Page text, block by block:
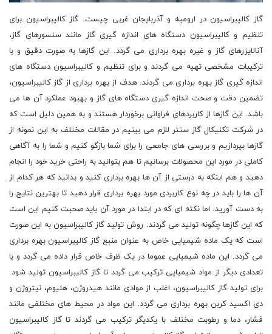
گاز کالیبراسیون در ارومیه و آذربایجان غربی چیست. گاز کالیبراسیون برای تنظیم و کالیبراسیون دستگاه های اندازه گیری گاز مانند سنسورهای گاز، آنالایزرهای گاز و غیره بهره برداری می گردد. این گازها به صورت دقیق و با ترکیبات مشخصی تهیه می گردند و برای تنظیم و کالیبراسیون دستگاه های اندازه گیری گاز بهره برداری می گردند. هدف از بهره برداری از گاز کالیبراسیون، تضمین دقت و صحت اندازه گیری دستگاه های گاز و بهبود عملکرد آن ها می باشد. این گازها از کاربردهای فراوانی برخوردار هستند و به همین دلیل است که در شرکت تکنیکال گاز سنتر لازم می بینیم در مقالات مختلف به این نمونه از گازها بپردازیم و بررسی های جامعی را برای شما بازگو کنیم و شما را به آگاهی کاملی در مورد این محصولات برسانیم تا هم بتوانید به راحتی خرید خود را انجام دهید و هم اینکه به درستی از آن ها بهره برداری کنید و بدانید که هر کدام از آن ها را باید در چه نوع کاربردی مورد بهره برداری قرار دهید تا بهترین نتایج را به دست آورید. اما نکته ای که در ابتدا در مورد آن باید صحبت کنیم این است که این گازها چگونه تولید می گردند. روش تولید گاز کالیبراسیون به این صورت است که یک ماده شیمیایی خاص به عنوان منبع گاز کالیبراسیون بهره برداری می گردد. این ماده شیمیایی عموما در یک ظرف خاص قرار داده می گردد و با تعدادی دیگر از مواد شیمیایی ترکیب می گردد تا گاز کالیبراسیون تولید شود. برای تولید گاز کالیبراسیون، اغلب از موادی مانند هیدروژن، هلیوم، نیتروژن و دی اکسید کربن بهره برداری می گردد. این مواد در محیط های مختلفی مانند فشار، دما و رطوبت مختلف با یکدیگر ترکیب می گردند تا گاز کالیبراسیون تولید شود. بعد از تولید گاز کالیبراسیون، باید آن را برای بهره برداری در دستگاه های کالیبراسیون تزریق کنید. برای این کار، از دستگاه های خاصی مانند کیت های کالیبراسیون و یا دستگاه های تزریق گاز بهره برداری می گردد. به طور کلی، تولید گاز کالیبراسیون یک فرآیند پیچیده است که نیاز به تجهیزات و مواد شیمیایی خاص دارد. اما در اینجا در مورد وجود انواع گازها در تولید گاز کالیبراسیون با شما صحبت می کنیم. هیدروژن از دومین گاز خنثی در جهان است و به عنوان ماده ای با خصوصیات بسیار خاص برای تولید گاز کالیبراسیون بهره برداری می گردد. هیدروژن در تولید گاز کالیبراسیون به دلیل ویژگی های زیر بهره برداری می گردد. خلوص بالا، هدروژن با خلوص بسیار بالایی تولید می گردد که در تولید گاز کالیبراسیون بسیار حائز اهمیت می باشد. ترکیب شدن آسان با گازهای دیگر، هدروژن به راحتی با گازهای دیگر مانند اکسیژن، نیتروژن و آرگون ترکیب می گردد و این ویژگی در تولید گاز کالیبراسیون بسیار مفید می باشد. خنثی بودن، هدروژن یک گاز خنثی است و با ترکیب با گازهای دیگر خاصیت خنثی شدن را به آنها می دهد. قابلیت تهیه آسان، هدروژن به راحتی از طریق واکنش آب با فلزهایی مانند روی، آهن و آلومینیوم تهیه می گردد. به دلیل این ویژگی ها، هدروژن به عنوان یکی از مواد اصلی در تولید گاز کالیبراسیون بهره برداری می گردد. هلیم به عنوان یک گاز بی رنگ، بی بو و بی ذائقه، برای تولید گاز کالیبراسیون بهره برداری می گردد. گاز کالیبراسیون یک گاز است که برای تنظیم و تعیین دقیق پارامترهایی مانند فشار، دما، رطوبت و غیره در تجهیزات اندازه گیری بهره برداری می گردد. هلیم به دلیل داشتن خاصیت نامشخص بودن در ترکیب با دیگر گازها و همچنین عدم تاثیر آن بر روی مواد شیمیایی و فلزات، به عنوان یک گاز کالیبراسیون مورد بهره برداری قرار می گیرد. همچنین هلیم به دلیل داشتن وزن مخصوص کمتر از هوا، در تنظیم فشارهای دقیق در تجهیزات اندازه گیری مانند مانومترها و فشارسنج ها نیز به کار می رود. نیتروژن از دیگر گازهایی است که برای تولید گاز کالیبراسیون بهره برداری می گردد. به طور کلی، گاز کالیبراسیون برای تعیین دقیق و مطمئن مقدار یک گاز خاص در تجهیزات و دستگاه های اندازه گیری بهره برداری می گردد. نیتروژن به عنوان یک گاز خام در تولید گاز کالیبراسیون مورد بهره برداری قرار می گیرد. این گاز، به دلیل داشتن خواصی مانند عدم خوردگی و عدم حضور اکسیژن و رطوبت، به عنوان یک گاز مناسب برای تولید گاز کالیبراسیون شناخته شده می باشد. برای تولید گاز کالیبراسیون با بهره برداری از نیتروژن، ابتدا نیتروژن از هوا جدا می گردد. سپس، با ترکیب نیتروژن با گازهای دیگر مانند هیدروژن، هلیوم و آرگون، گاز کالیبراسیون تولید می گردد. در نهایت، گاز کالیبراسیون تولید شده در دستگاه های اندازه گیری مورد بهره برداری قرار می گیرد تا دقت و قابلیت اطمینان تجهیزات اندازه گیری بهینه شود. دی اکسید کربن یکی از گازهای استاندارد کالیبراسیون است که در بسیاری از صنایع مانند شیمیایی، نفت، گاز، فرآوری مواد غذایی و پزشکی بهره برداری می گردد. این گاز به عنوان یک گاز نیمه فعال در تولید گاز کالیبراسیون مورد بهره برداری قرار می گیرد. در تولید گاز کالیبراسیون، دی اکسید کربن به عنوان یکی از مواد اولیه بهره برداری می گردد. برای تولید این گاز، از فرآیندی به نام احتراق کامل بهره برداری می گردد. در این فرآیند، دی اکسید کربن به همراه هوا یا اکسیژن در داخل یک برج احتراق قرار می گیرد و با هم ترکیب می گردند. در این فرآیند، دمای بسیار بالایی تولید می گردد که باعث احتراق کامل دی اکسید کربن می گردد. بعد از احتراق، گاز تولید شده از طریق فرآیند جداسازی، از دیگر گازها جدا شده و به عنوان گاز کالیبراسیون بهره برداری می گردد. بهره برداری از دی اکسید کربن در تولید گاز کالیبراسیون به دلیل ویژگی های منحصر به فرد آن از جمله پایداری، قابلیت تولید در مقیاس بزرگ و دقت بالا در کالیبراسیون، بسیار مناسب می باشد. همچنین، این گاز در مقایسه با گازهای دیگری که در تولید گاز کالیبراسیون مورد بهره برداری قرار می گیرند، به صرفه تر می باشد. تجهیزات گاز کالیبراسیون در ارومیه و آذربایجان غربی که در سایت تخصصی ما وجود دارد در زمره بهترین ها بوده و نظیر آن را نمی توانید در جایی پیدا کنید و به همین دلیل است که تنها کافی است یکبار از ما خرید خود را انجام دهید تا به مشتریان دائمی ما پیوند خورده و هر نوع محصول گازی را که نیاز دارید با ما تامین کنید و دیگر با پرسش همیشگی گاز کالیبراسیون در ارومیه و آذربایجان غربی از کجا تهیه کنیم، خود را سردرگم نکنید و بهترین نتایج را برای خود رقم بزنید. در تولید این گازها لوله های نفوذ دهنده چه کاربردی را دارند. لوله های نفوذ دهنده یا مجرای نفوذ دهنده، به عنوان یکی از ابزارهای قابل بهره برداری در تولید گاز کالیبراسیون مورد بهره برداری قرار می گیرند. این لوله ها به صورت یک فلزی و یا پلاستیکی با قطرهای مختلف ساخته می گردند و در اندازه گیری دقیق گازهایی مانند گازهای حاوی مواد سمی، گازهای قابل اشتعال و غیره مورد بهره برداری قرار می گیرند. لوله های نفوذ دهنده به صورتی عمل می نمایند که گاز به صورت متناوب از آنها عبور کرده و به عنوان یک منبع گاز کالیبراسیون در اندازه گیری دقیق بهره برداری می گردند. در این روش، گازهایی که می خواهیم اندازه گیری کنیم، با یک گاز کالیبراسیون مشابه ترکیب شده و سپس به صورت متناوب از لوله های نفوذ دهنده عبور می کند. این روش به عنوان یکی از روش های دقیق و قابل اعتماد در اندازه گیری گازها مورد بهره برداری قرار می گیرد. روش تزریقی در تولید این گازها چگونه می باشد. روش تزریقی در تولید گاز کالیبراسیون به این صورت است که گاز کالیبراسیون در یک محلول بسته شده و به داخل یک واحد تزریقی منتقل می گردد. سپس گاز کالیبراسیون به صورت تزریقی در دستگاه تولید گاز کالیبراسیون قرار می گیرد. در این روش، مقدار دقیقی از گاز کالیبراسیون به دست می آید و هیچ گونه تغییراتی در غلظت گاز کالیبراسیون ایجاد نمی گردد. این روش برای تولید گاز کالیبراسیون در بسیاری از صنایع به کار می رود. روش تبخیر را در اینجای مطلب در تولید انواع این گازها برای شما تشریح می کنیم. روش تبخیر در تولید گاز کالیبراسیون، به این صورت است که یک مایع حاوی ترکیبات مورد نظر را در یک بخار ساز قرار می دهند و با اعمال حرارت به آن، بخار تشکیل شده را با بهره برداری از یک سیستم جداسازی، جدا می نمایند. سپس با تنظیم دمای و فشار بخار، غلظت مورد نظر را در گاز تولید شده تنظیم می نمایند. برای تبخیر مایعات مختلف، از انواع مختلفی از بخار سازها بهره برداری می گردد، مانند بخار سازهای آب، نفت، الکل و غیره. همچنین، برای جداسازی بخار تشکیل شده از مایع، از تکنیک های مختلفی بهره برداری می گردد، مانند دستگاه های جذب، جداسازی غشایی، جداسازی سنجابی و غیره. در نهایت، گاز تولید شده با بهره برداری از یک سیستم کالیبراسیون، برای تعیین غلظت مورد نظر در دستگاه های اندازه گیری و تست مورد بهره برداری قرار می گیرد. در مرکز فروش گاز کالیبراسیون ارومیه و آذربایجان غربی ما در شرکت تکنیکال گاز سنتر می توانید اطلاعات بیشتری را در مورد این گازها پیدا کنید و به راحتی خود را برای خرید این محصولات آماده کنید و بهترین گزینه را برای خود انتخاب کنید. اگر بخواهیم در مورد کاربردهای مختلف این گازها نمیز مواردی را بیان کنیم می توان به بهره برداری در دستگاه های کروماتوگرافی اشاره کرد. گاز کالیبراسیون در دستگاه کروماتوگرافی به منظور تنظیم دقیق دستگاه و تضمین صحت نتایج آن بهره برداری می گردد. در این روش، گازی با غلظت مشخصی به عنوان گاز کالیبراسیون بهره برداری می گردد و دستگاه به این گاز تنظیم می گردد. سپس نمونه هایی با غلظت های مختلف به دستگاه ارسال می گردند و با بهره برداری از نتایج حاصله از گاز کالیبراسیون، غلظت نمونه ها تعیین می گردد. این روش باعث افزایش دقت و اعتماد در نتایج دستگاه می گردد. با توجه به اهمیت موضوع است که پیشنهاد می کنیم باید برای تهیه این محصول کاربردی بدانید که گاز کالیبراسیون در ارومیه و آذربایجان غربی چه کاربردی دارد، به این دلیل که این کار سبب خواهد شد که بدانید که می توان آن ها را در چه مصارفی به کار گرفت. در سایت تخصصی ما که در فروش انواع گاز آزمایشگاهی، صنعتی و خلوص بالا به خوبی عممل می کند این امکان برای شما فراهم شده است تا بتوانید به بهترین ها در همکاری با ما دست پیدا کنید و در کسب و کار و فعالیت خود رونقی چشمگیر را به وجود آورید. همه این موارد که در مورد این نمونه از گازها را برای شما بیان کردیم، برای شما اهمیت داشته و باید در مورد آن ها اطلاعات لازم را کسب می کردید. اما نکته ای که اینجا می خواهیم به آن اشاره کنیم این است که در بهره برداری از سیلندر گاز کالیبراسیون در ارومیه و آذربایجان غربی باید به خوبی نکات ایمنی را رعایت کنید تا در این راه با کمشکلی مواجه نشوید و در مقابل خطرات آن ها مصون بمانید. همیشه سیلندر گاز کالیبراسیون را در محیط خشک و خنک نگهداری کنید. سیلندر گاز کالیبراسیون را در محل هایی که دمای آن بیش از پنجاه درجه سانتیگراد است نگهداری نکنید. هرگز سیلندر گاز کالیبراسیون را به شدت لرزان نکنید و در محل هایی که می تواند به صورت تصادفی برخورد کند، نگهداری نکنید. هرگز سیلندر گاز کالیبراسیون را در نزدیکی منابع حرارتی نگهداری نکنید و آن را از نور خورشید مستقیم دور نگه دارید. هرگز سیلندر گاز کالیبراسیون را با مواد قابل اشتعال نگهداری نکنید. همیشه از دستکش و ماسک بهره برداری کنید و در صورت بروز حادثه، به سرعت محل را ترک کنید و به مراجع ذی صلاح اطلاع دهید. همیشه سیلندر گاز کالیبراسیون را در محل های خنک و خشک نگهداری کنید و از تماس با آب و رطوبت جلوگیری کنید. همیشه سیلندر گاز کالیبراسیون را در محل هایی که به دسترس کودکان و حیوانات قرار دارد، نگهداری نکنید. هرگز سیلندر گاز کالیبراسیون را به صورت عمودی بر روی زمین قرار ندهید و همیشه در محل هایی که از تلفات جانی جلوگیری شده است، نگهداری کنید. همیشه سیلندر گاز کالیبراسیون را به صورت مرتب و منظم بررسی ک